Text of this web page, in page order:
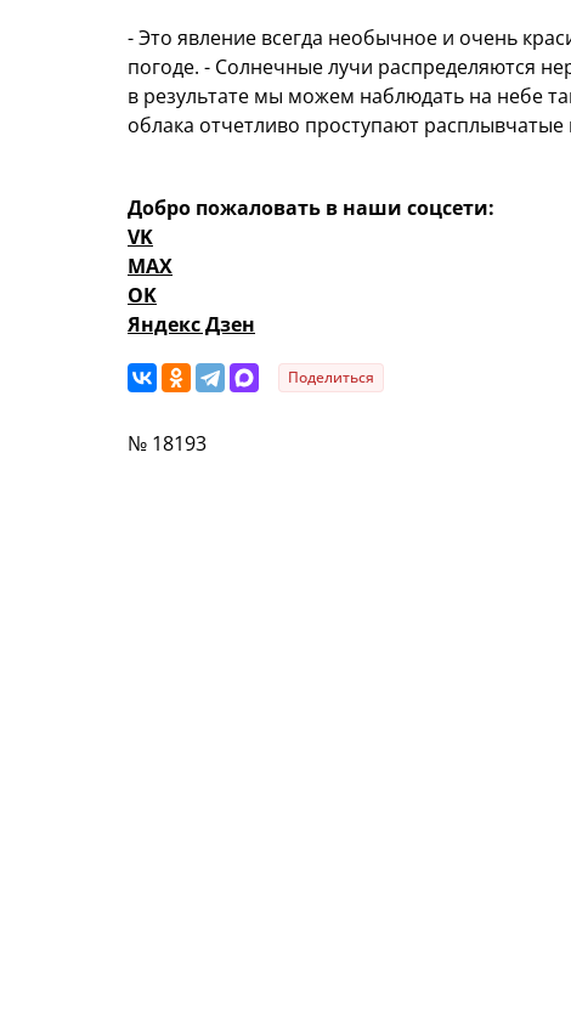
- Это явление всегда необычное и очень
погоде. - Солнечные лучи распределяются
в результате мы можем наблюдать на небе
облака отчетливо проступают
Добро пожаловать в наши соцсети:
VK
MAX
OK
Яндекс Дзен
Поделиться
№ 18193